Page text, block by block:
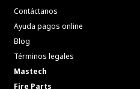
Contáctanos
Ayuda pagos online
Blog
Términos legales
Mastech
Fire Parts